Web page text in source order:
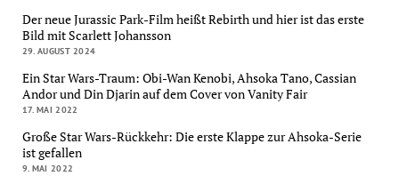
Der neue Jurassic Park-Film heißt Rebirth und hier ist das erste
Bild mit Scarlett Johansson
29. AUGUST 2024
Ein Star Wars-Traum: Obi-Wan Kenobi, Ahsoka Tano, Cassian
Andor und Din Djarin auf dem Cover von Vanity Fair
17. MAI 2022
Große Star Wars-Rückkehr: Die erste Klappe zur Ahsoka-Serie
ist gefallen
9. MAI 2022